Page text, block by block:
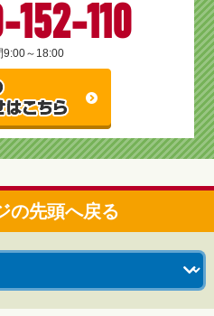
152-110
9:00～18:00
の先頭へ戻る